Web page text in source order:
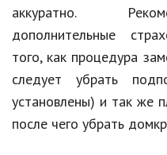
Мода и стиль
Бизнес
Хобби и развлечения
Финансы
аккуратно.
дополнительные
того, как процедура
следует убрать
установлены) и так же
после чего убрать